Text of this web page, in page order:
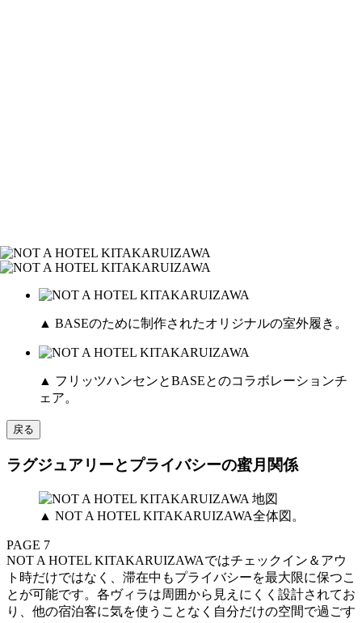
▲ BASEのために制作されたオリジナルの室外履き。
▲ フリッツハンセンとBASEとのコラボレーションチ
ェア。
戻る
ラグジュアリーとプライバシーの蜜月関係
▲ NOT A HOTEL KITAKARUIZAWA全体図。
PAGE 7
NOT A HOTEL KITAKARUIZAWAではチェックイン＆アウ
ト時だけではなく、滞在中もプライバシーを最大限に保つこ
とが可能です。各ヴィラは周囲から見えにくく設計されてお
り、他の宿泊客に気を使うことなく自分だけの空間で過ごす